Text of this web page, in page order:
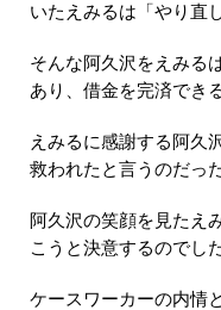
いたえみるは「やり直
そんな阿久沢をえみる
あり、借金を完済でき
えみるに感謝する阿久
救われたと言うのだった
阿久沢の笑顔を見たえ
こうと決意するのでした
ケースワーカーの内情